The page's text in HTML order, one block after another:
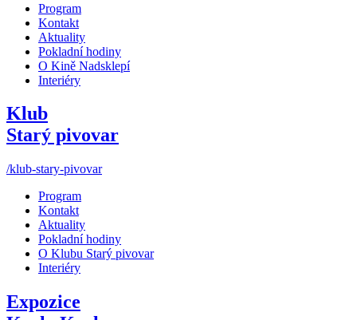
Program
Kontakt
Aktuality
Pokladní hodiny
O Kině Nadsklepí
Interiéry
Klub
Starý pivovar
/klub-stary-pivovar
Program
Kontakt
Aktuality
Pokladní hodiny
O Klubu Starý pivovar
Interiéry
Expozice